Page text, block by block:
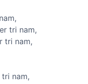
tri nam,
tri nam,
tri nam,